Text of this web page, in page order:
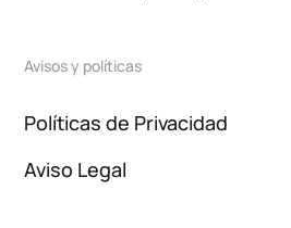
Avisos y políticas
Políticas de Privacidad
Aviso Legal